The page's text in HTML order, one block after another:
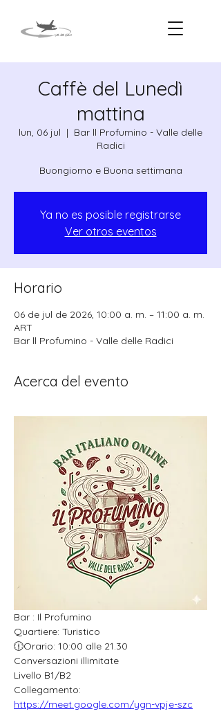
Caffè del Lunedì
mattina
lun, 06 jul
  |
Bar ll Profumino - Valle delle
Radici
Ya no es posible registrarse
Ver otros eventos
Horario
06 de jul de 2026, 10:00 a. m. – 11:00 a. m.
ART
Bar ll Profumino - Valle delle Radici
Acerca del evento
Bar : Il Profumino
Quartiere: Turistico
🕧Orario: 10:00 alle 21.30
Conversazioni illimitate
Livello B1/B2
Collegamento:
https://meet.google.com/ygn-vpje-szc